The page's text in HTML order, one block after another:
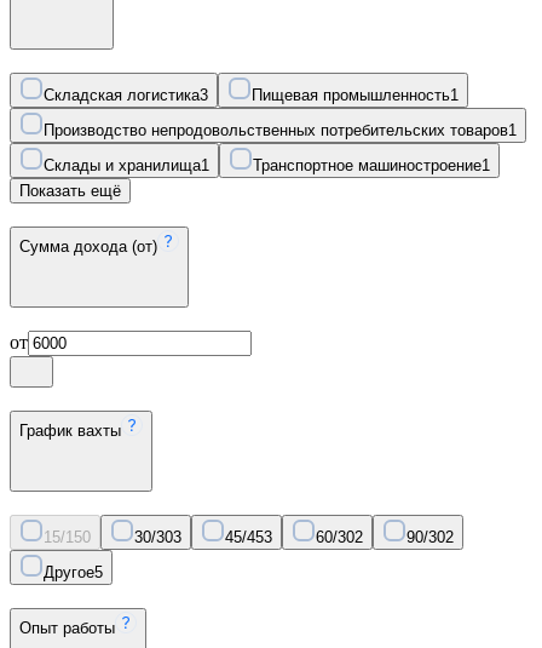
Складская логистика3 Пищевая промышленность1
Производство непродовольственных потребительских товаров1
Склады и хранилища1 Транспортное машиностроение1
Показать ещё
Сумма дохода (от)
от
График вахты
15/150 30/303 45/453 60/302 90/302
Другое5
Опыт работы